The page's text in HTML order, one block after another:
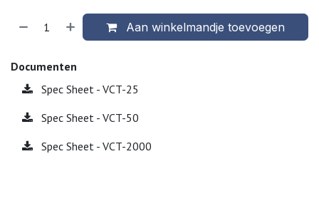
Aan winkelmandje toevoegen
Documenten
Spec Sheet - VCT-25
Spec Sheet - VCT-50
Spec Sheet - VCT-2000